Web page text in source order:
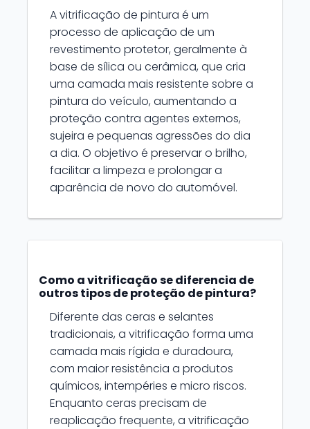
A vitrificação de pintura é um
processo de aplicação de um
revestimento protetor, geralmente à
base de sílica ou cerâmica, que cria
uma camada mais resistente sobre a
pintura do veículo, aumentando a
proteção contra agentes externos,
sujeira e pequenas agressões do dia
a dia. O objetivo é preservar o brilho,
facilitar a limpeza e prolongar a
aparência de novo do automóvel.
Como a vitrificação se diferencia de
outros tipos de proteção de pintura?
Diferente das ceras e selantes
tradicionais, a vitrificação forma uma
camada mais rígida e duradoura,
com maior resistência a produtos
químicos, intempéries e micro riscos.
Enquanto ceras precisam de
reaplicação frequente, a vitrificação